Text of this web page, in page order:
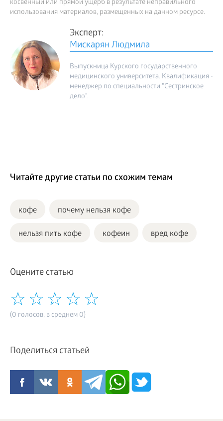
косвенный или прямой ущерб в результате неправильного
использования материалов, размещенных на данном ресурсе.
Эксперт:
Мискарян Людмила
Выпускница Курского государственного
медицинского университета. Квалификация -
менеджер по специальности "Сестринское
дело".
Читайте другие статьи по схожим темам
кофе почему нельзя кофе
нельзя пить кофе кофеин вред кофе
Оцените статью
(0 голосов, в среднем 0)
Поделиться статьей